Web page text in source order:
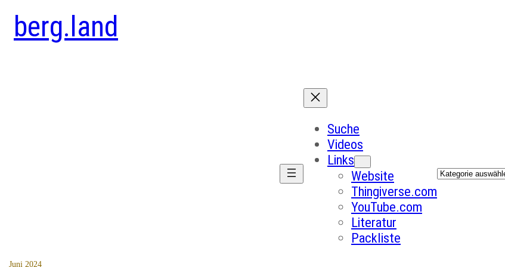
berg.land
Suche
Videos
Links
Website
Thingiverse.com
YouTube.com
Literatur
Packliste
Kategorien
Juni 2024